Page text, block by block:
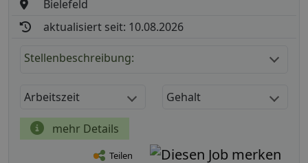
Bielefeld
aktualisiert seit: 10.08.2026
Stellenbeschreibung:
Arbeitszeit Gehalt
mehr Details
Teilen